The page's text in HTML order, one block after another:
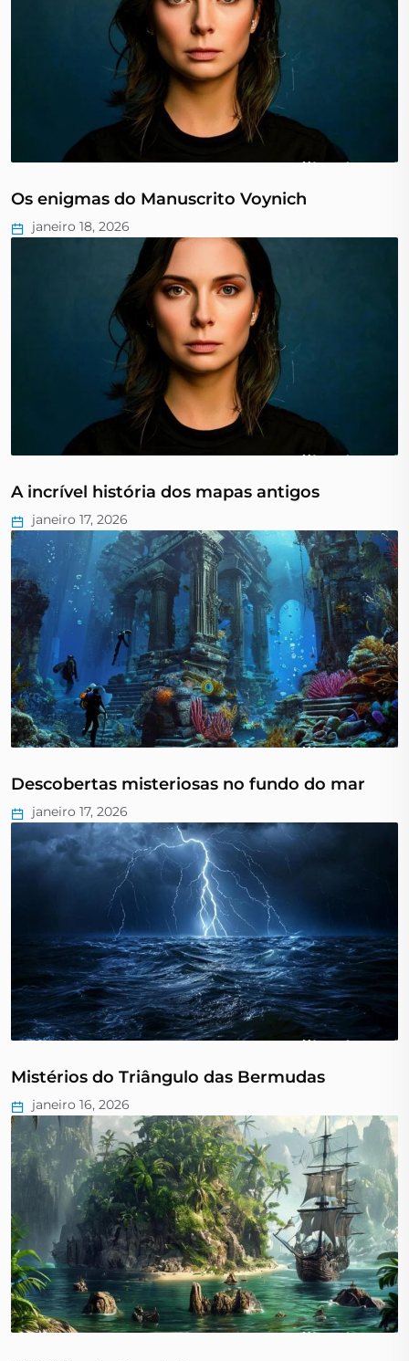
Os enigmas do Manuscrito Voynich
janeiro 18, 2026
A incrível história dos mapas antigos
janeiro 17, 2026
Descobertas misteriosas no fundo do mar
janeiro 17, 2026
Mistérios do Triângulo das Bermudas
janeiro 16, 2026